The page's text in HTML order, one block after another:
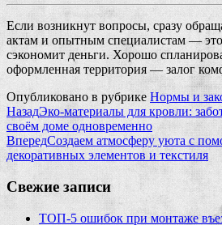
Если возникнут вопросы, сразу
актам и опытным специалистам — это
сэкономит деньги. Хорошо
оформленная территория — залог
Опубликовано в рубрике Нормы и
НазадЭко-материалы для кровли:
своём доме одновременно
ВпередСоздаем атмосферу уюта с
декоративных элементов и текстиля
Свежие записи
ТОП-5 ошибок при монтаже